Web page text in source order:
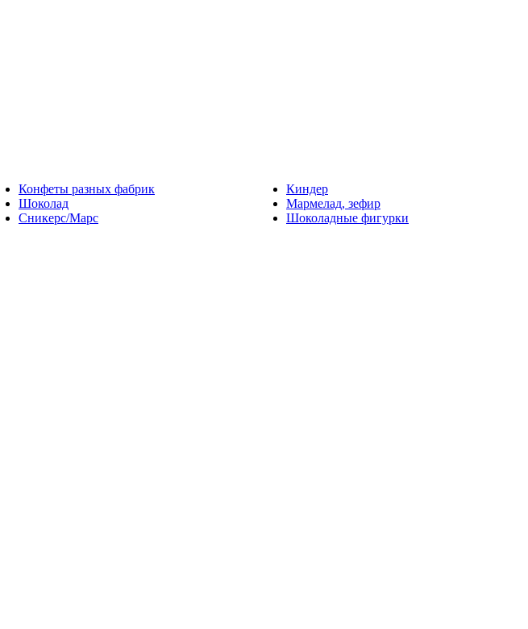
Конфеты разных фабрик
Шоколад
Сникерс/Марс
Киндер
Мармелад, зефир
Шоколадные фигурки